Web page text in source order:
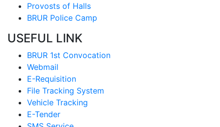
Provosts of Halls
BRUR Police Camp
USEFUL LINK
BRUR 1st Convocation
Webmail
E-Requisition
File Tracking System
Vehicle Tracking
E-Tender